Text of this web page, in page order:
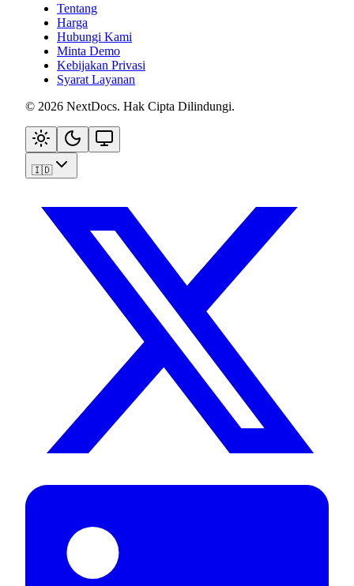
Tentang
Harga
Hubungi Kami
Minta Demo
Kebijakan Privasi
Syarat Layanan
© 2026 NextDocs. Hak Cipta Dilindungi.
🇮🇩